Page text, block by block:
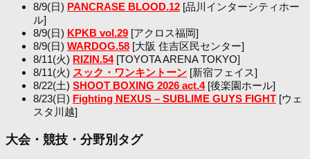
8/9(日) PANCRASE BLOOD.12 [品川インターシティホー
ル]
8/9(日) KPKB vol.29 [アクロス福岡]
8/9(日) WARDOG.58 [大阪 住吉区民センター]
8/11(火) RIZIN.54[TOYOTA ARENA TOKYO]
8/11(火) スック・ワンキントーン [新宿フェイス]
8/22(土) SHOOT BOXING 2026 act.4[後楽園ホール]
8/23(日) Fighting NEXUS – SUBLIME GUYS FIGHT [ウェ
スタ川越]
大会・競技・分野別タグ